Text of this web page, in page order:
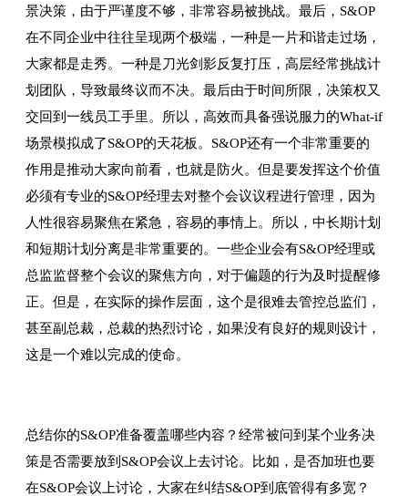
景决策，由于严谨度不够，非常容易被挑战。最后，S&OP
在不同企业中往往呈现两个极端，一种是一片和谐走过场，
大家都是走秀。一种是刀光剑影反复打压，高层经常挑战计
划团队，导致最终议而不决。最后由于时间所限，决策权又
交回到一线员工手里。所以，高效而具备强说服力的What-if
场景模拟成了S&OP的天花板。S&OP还有一个非常重要的
作用是推动大家向前看，也就是防火。但是要发挥这个价值
必须有专业的S&OP经理去对整个会议议程进行管理，因为
人性很容易聚焦在紧急，容易的事情上。所以，中长期计划
和短期计划分离是非常重要的。一些企业会有S&OP经理或
总监监督整个会议的聚焦方向，对于偏题的行为及时提醒修
正。但是，在实际的操作层面，这个是很难去管控总监们，
甚至副总裁，总裁的热烈讨论，如果没有良好的规则设计，
这是一个难以完成的使命。
总结你的S&OP准备覆盖哪些内容？经常被问到某个业务决
策是否需要放到S&OP会议上去讨论。比如，是否加班也要
在S&OP会议上讨论，大家在纠结S&OP到底管得有多宽？